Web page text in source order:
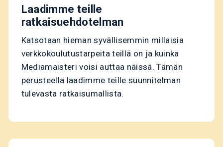
Laadimme teille
ratkaisuehdotelman
Katsotaan hieman syvällisemmin millaisia
verkkokoulutustarpeita teillä on ja kuinka
Mediamaisteri voisi auttaa näissä. Tämän
perusteella laadimme teille suunnitelman
tulevasta ratkaisumallista.